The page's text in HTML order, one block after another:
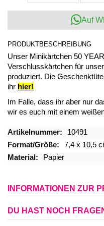
Auf
PRODUKTBESCHREIBUNG
Unser Minikärtchen 50
Verschlusskärtchen für
produziert. Die
ihr hier!
Im Falle, dass ihr aber nur
wir es euch mit einem
Mehr
Informationen
10491
7,4 x 10,5
Papier
INFORMATIONEN ZUR
DU HAST NOCH